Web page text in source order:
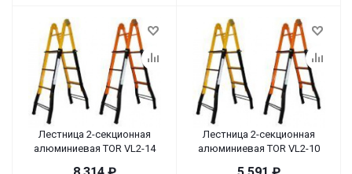
Лестница 2-секционная
алюминиевая TOR VL2-14
Лестница 2-секционная
алюминиевая TOR VL2-10